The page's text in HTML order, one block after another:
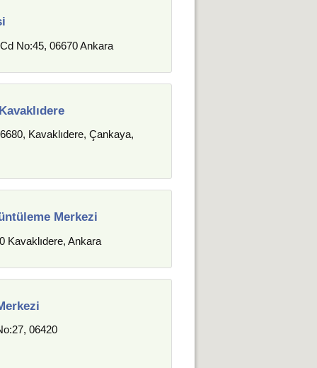
No:45, 06670 Ankara
Kavaklıdere, Çankaya,
Merkezi
Kavaklıdere, Ankara
06420